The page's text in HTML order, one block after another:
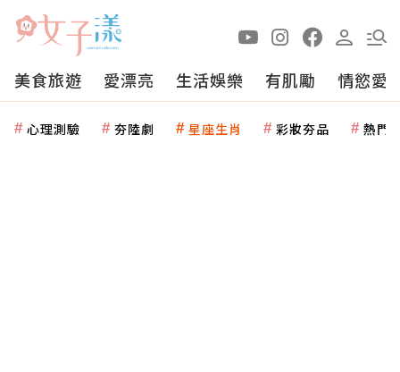
美食旅遊 愛漂亮 生活娛樂 有肌勵 情慾愛
心理測驗 夯陸劇 星座生肖 彩妝夯品 熱門